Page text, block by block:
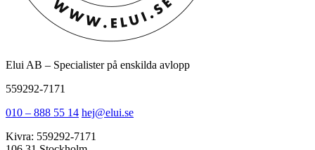
Elui AB – Specialister på enskilda avlopp
559292-7171
010 – 888 55 14 hej@elui.se
Kivra: 559292-7171